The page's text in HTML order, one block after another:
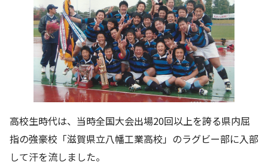
高校生時代は、当時全国大会出場20回以上を誇る県内屈
指の強豪校「滋賀県立八幡工業高校」のラグビー部に入部
して汗を流しました。